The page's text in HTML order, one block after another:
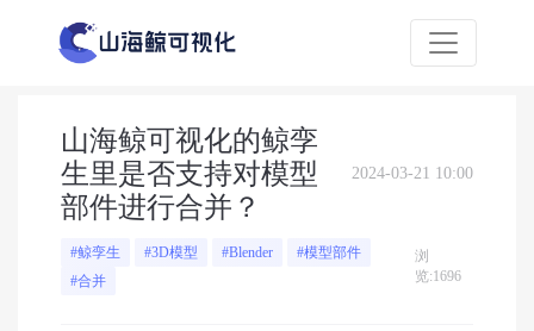
山海鲸可视化的鲸孪
生里是否支持对模型
部件进行合并？
2024-03-21 10:00
#鲸孪生 #3D模型 #Blender
#模型部件
#合并
浏
览:1696